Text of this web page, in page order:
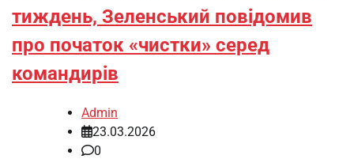
тиждень, Зеленський повідомив
про початок «чистки» серед
командирів
Admin
23.03.2026
0